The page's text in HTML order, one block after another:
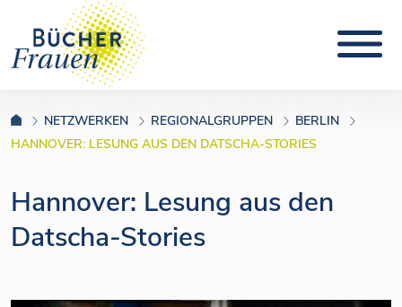
NETZWERKEN REGIONALGRUPPEN
BERLIN
HANNOVER: LESUNG AUS DEN DATSCHA-STORIES
Hannover: Lesung aus den
Datscha-Stories